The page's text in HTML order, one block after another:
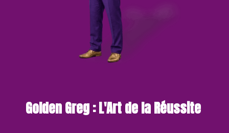
Golden Greg : L'Art de la Réussite